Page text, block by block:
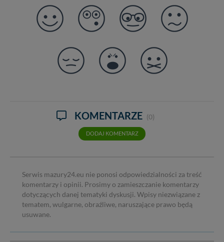
KOMENTARZE (0)
DODAJ KOMENTARZ
Serwis mazury24.eu nie ponosi odpowiedzialności za treść
komentarzy i opinii. Prosimy o zamieszczanie komentarzy
dotyczących danej tematyki dyskusji. Wpisy niezwiązane z
tematem, wulgarne, obraźliwe, naruszające prawo będą
usuwane.